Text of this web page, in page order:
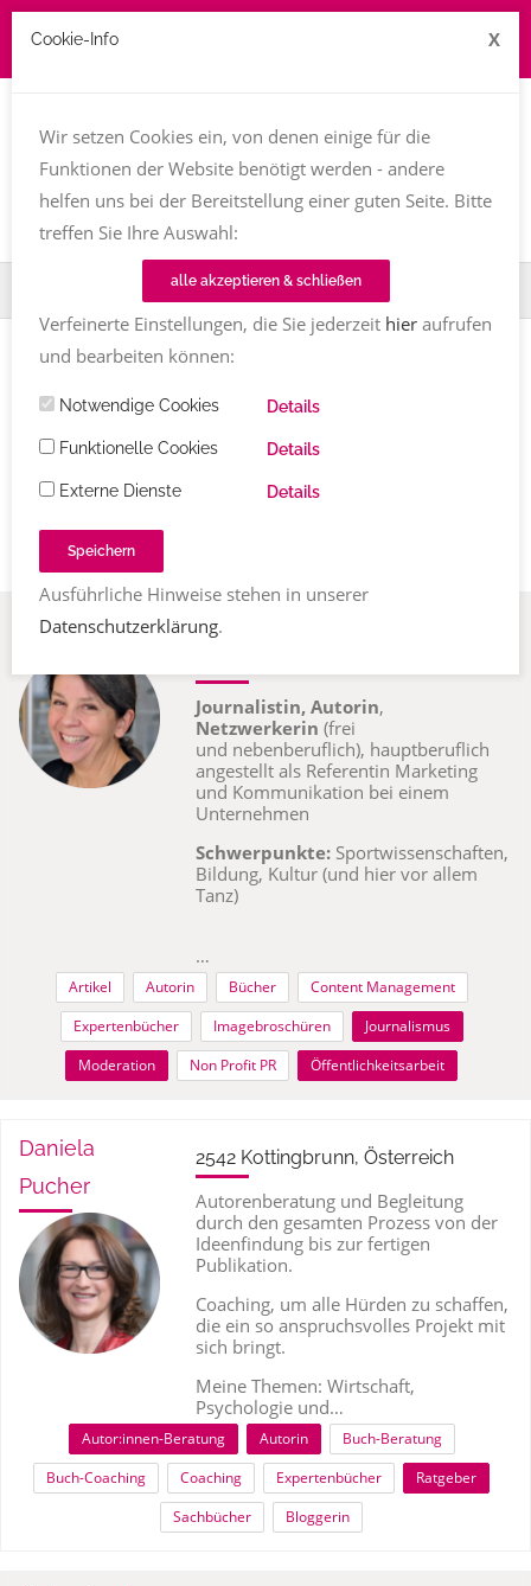
Fachfrauenmarkt Expertenbücher
Texttreff-Fachfrauenmarkt
Übersicht/ Expertenbücher
Dagmar Wolf
97941 Tauberbischofsheim,
Journalistin, Autorin,
Netzwerkerin (frei
und nebenberuflich), hauptberuflich
angestellt als Referentin Marketing
und Kommunikation bei einem
Unternehmen
Schwerpunkte:Sportwissenschaften,
Bildung, Kultur (und hier vor allem
Tanz)
…
Artikel Autorin Bücher
Content Management
Expertenbücher
Imagebroschüren
Journalismus
Moderation
Non Profit PR Öffentlichkeitsarbeit
Daniela
Pucher
2542 Kottingbrunn, Österreich
Autorenberatung und Begleitung
durch den gesamten Prozess von der
Ideenfindung bis zur fertigen
Publikation.
Coaching, um alle Hürden zu schaffen,
die ein so anspruchsvolles Projekt mit
sich bringt.
Meine Themen: Wirtschaft,
Psychologie und…
Autor:innen-Beratung Autorin
Buch-Beratung
Buch-Coaching
Coaching Expertenbücher
Ratgeber
Sachbücher
Bloggerin
Cookie-Info X
Wir setzen Cookies ein, von denen einige für die
Funktionen der Website benötigt werden - andere
helfen uns bei der Bereitstellung einer guten Seite. Bitte
treffen Sie Ihre Auswahl:
alle akzeptieren & schließen
Verfeinerte Einstellungen, die Sie jederzeit hieraufrufen
und bearbeiten können:
Notwendige Cookies Details
Funktionelle Cookies Details
Externe Dienste Details
Speichern
Ausführliche Hinweise stehen in unserer
Datenschutzerklärung.